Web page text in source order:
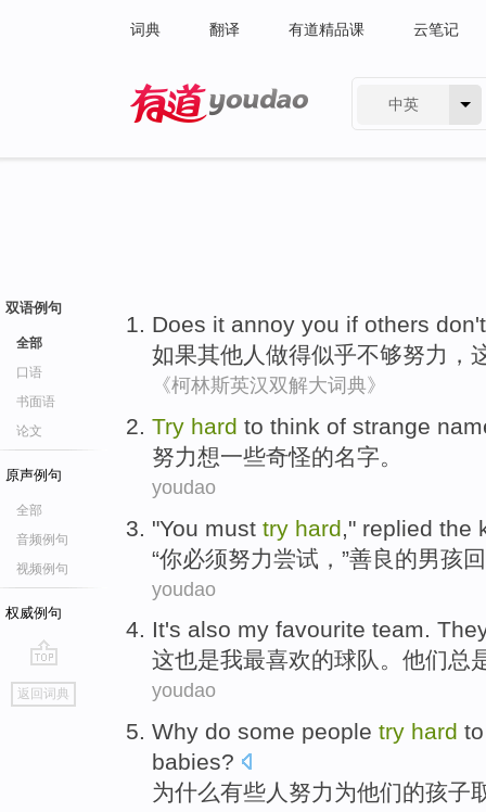
词典 翻译 有道精品课 云笔记
中英
双语例句
全部
口语
书面语
论文
原声例句
全部
音频例句
视频例句
权威例句
go
top
返回词典
Does it annoy you if others
如果其他人 做得似乎不够努力 ，
《柯林斯英汉双解大词典》
Try hard to think of strange
努力想一些奇怪的名字。
youdao
"You must try hard ," replied the
“你必须努力尝试，”善良的男孩
youdao
It's also my favourite team.
这也是我最喜欢的球队。他们总
youdao
Why do some people try hard
babies?
为什么有些人努力为他们的孩子